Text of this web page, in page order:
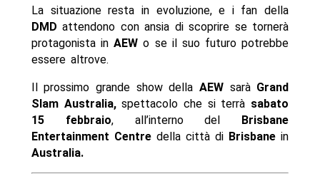
La situazione resta in evoluzione, e i fan della
DMD attendono con ansia di scoprire se tornerà
protagonista inAEW o se il suo futuro potrebbe
essere altrove.
Il prossimo grande show della AEWsarà Grand
Slam Australia,spettacolo che si terrà sabato
15 febbraio, all’interno del
Brisbane
Entertainment Centredella città di Brisbane in
Australia.